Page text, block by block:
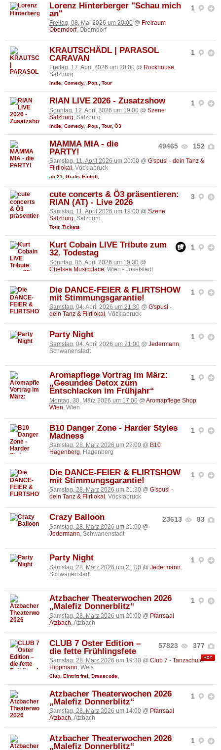
1
Lorenz Hinterberger "Schau mich
an"
Freitag, 08. Mai 2026 um 20:00 @ Freiraum
Oberndorf, Oberndorf
1
KRAUTSCHÄDL | PARASOL
CARAVAN
Freitag, 17. April 2026 um 20:00 @ Rockhouse,
Salzburg
Indie, Comedy, .Pop., Tour
1
RIAN LIVE 2026 - Zusatzshow
Sonntag, 12. April 2026 um 19:00 @ Szene
Salzburg , Salzburg
Indie Comedy, .Pop. Tour, Ö3
49465 152
MAMMA MIA - die
PARTY!
Samstag, 11. April 2026 um 20:00 @ G'spusi - dein Tanz &
Flirtlokal , Vöcklabruck
ab 21 Gratis Eintritt,
3
cute concerts & Ö3 präsentieren:
RIAN (AT) - Live 2026
Samstag, 11. April 2026 um 19:00 @ Szene
Salzburg, Salzburg
Tour, Tickets
1
Kurt Cobain LIVE Tribute zum
32. Todestag
Sonntag, 05. April 2026 um 19:30 @
Chelsea Musicplace, Wien - Josefstadt
1
Die DANCE-FEIER & FLIRTSHOW
mit Stimmungsgarantie!
Samstag, 04. April 2026 um 21:30 @ G'spusi -
dein Tanz & Flirtlokal , Vöcklabruck
1
Party Night
Samstag, 04. April 2026 um 21:00 @ Jedermann
Schwanenstadt
1
Aromapflege Vortrag im März:
„Gesundes Detox zum
Entschlacken im Frühjahr“
Montag, 30. März 2026 um 17:00 @ Aromapflege Shop
Wien , Wien
1
B10 Danger Zone - Harder Styles
Madness
Samstag, 28. März 2026 um 22:00 @ B10
Hagenberg, Hagenberg
1
Die DANCE-FEIER & FLIRTSHOW
mit Stimmungsgarantie!
Samstag, 28. März 2026 um 21:30 @ G'spusi -
dein Tanz & Flirtlokal , Vöcklabruck
23613 83
Crazy Balloon
Samstag, 28. März 2026 um 21:00 @
Jedermann , Schwanenstadt
1
Party Night
Samstag, 28. März 2026 um 21:00 @ Jedermann
Schwanenstadt
1
Atzbacher Theaterwochen 2026
„Malefiz Donnerblitz“
Samstag, 28. März 2026 um 20:00 @ Pfarrsaal
Atzbach , Atzbach
57823 377
CLUB 7 Oster Edition –
die fette Frühlingsfete
Samstag, 28. März 2026 um 19:30 @ Club 7 - Tanzschule
Hippmann, Wels
Club Eintritt frei Dresscode
1
Atzbacher Theaterwochen 2026
„Malefiz Donnerblitz“
Samstag, 28. März 2026 um 14:00 @ Pfarrsaal
Atzbach, Atzbach
1
Atzbacher Theaterwochen 2026
„Malefiz Donnerblitz“